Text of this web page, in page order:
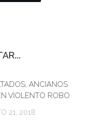
ANCIANOS
VIOLENTO ROBO
21, 2018